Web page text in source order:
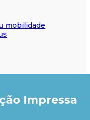
mobilidade
Impressa